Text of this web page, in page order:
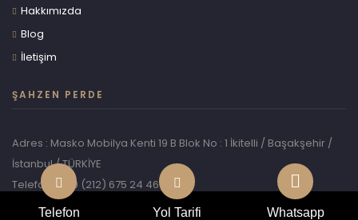
Hakkımızda
Blog
İletişim
ŞAHZEN PERDE
Adres : Masko Mobilya Kenti 19 B Blok No : 1 İkitelli / Başakşehir /
İstanbul / TÜRKİYE
Telefon : +90 (212) 675 24 46
Whatsapp: +90 546 946 81 46
Telefon Yol Tarifi Whatsapp